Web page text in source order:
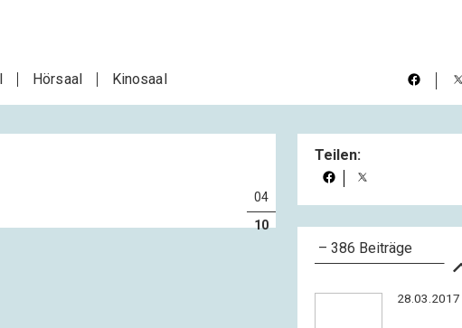
Hörsaal Kinosaal
04
10
Teilen:
– 386 Beiträge
28.03.2017
28.03.2017